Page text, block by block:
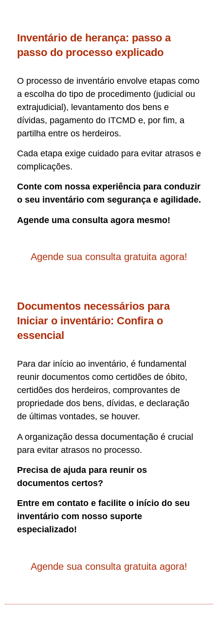
Inventário de herança: passo a
passo do processo explicado
O processo de inventário envolve etapas como
a escolha do tipo de procedimento (judicial ou
extrajudicial), levantamento dos bens e
dívidas, pagamento do ITCMD e, por fim, a
partilha entre os herdeiros.
Cada etapa exige cuidado para evitar atrasos e
complicações.
Conte com nossa experiência para conduzir
o seu inventário com segurança e agilidade.
Agende uma consulta agora mesmo!
Agende sua consulta gratuita agora!
Documentos necessários para
Iniciar o inventário: Confira o
essencial
Para dar início ao inventário, é fundamental
reunir documentos como certidões de óbito,
certidões dos herdeiros, comprovantes de
propriedade dos bens, dívidas, e declaração
de últimas vontades, se houver.
A organização dessa documentação é crucial
para evitar atrasos no processo.
Precisa de ajuda para reunir os
documentos certos?
Entre em contato e facilite o início do seu
inventário com nosso suporte
especializado!
Agende sua consulta gratuita agora!